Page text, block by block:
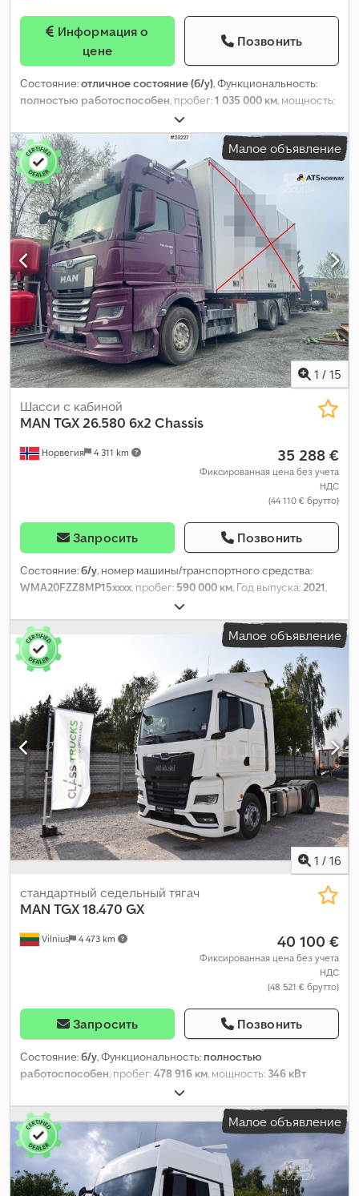
цене
Позвонить
Состояние:отличное состояние (б/у), Функциональность:
полностью работоспособен, пробег:1 035 000 км, мощность:
, первая регистрация:
топлива:дизель, конфигурация осей:4x2, топливо:дизель,
тормоза:интардер , цвет:
, тип передачи:
автоматический, класс выбросов:Евро 6
Оборудование:ABS, бортовой компьютер, кондиционер,
навигационная система, отопитель стояночный, подушка
безопасности, спойлер
Малое объявление
1 / 15
Норвегия 4 311 km
Шасси с кабиной
MAN TGX 26.580 6x2 Chassis
35 288 €
Фиксированная цена без учета
НДС
(44 110 € брутто)
Запросить Позвонить
Состояние:б/у, номер машины/транспортного средства:
WMA20FZZ8MP15xxxx, пробег: 590 000 км, Год выпуска:2021,
Малое объявление
1 / 16
Vilnius 4 473 km
стандартный седельный тягач
MAN TGX 18.470 GX
40 100 €
Фиксированная цена без учета
НДС
(48 521 € брутто)
Запросить Позвонить
Состояние:б/у, Функциональность: полностью
работоспособен, пробег:478 916 км, мощность: 346 кВт
, первая регистрация:
дизель, общий вес:8 088 кг, конфигурация осей:4x2,
колесная база:390 мм, цвет:белый, тип передачи:
автоматический, класс выбросов: Евро 6 , Год выпуска: 2022
количество цилиндров:
, объём двигателя: 12 419 см³,
положение рулевого колеса:левый, Оборудование:
гидроусилитель руля, полная сервисная история, Функции
Малое объявление